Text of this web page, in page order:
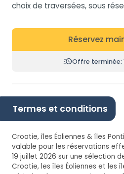
choix de traversées, sous
Réservez
Offre terminée:
Termes et conditions
Croatie, îles Éoliennes & îles
valable pour les réservations
19 juillet 2026 sur une sélection
Croatie, les îles Éoliennes et les